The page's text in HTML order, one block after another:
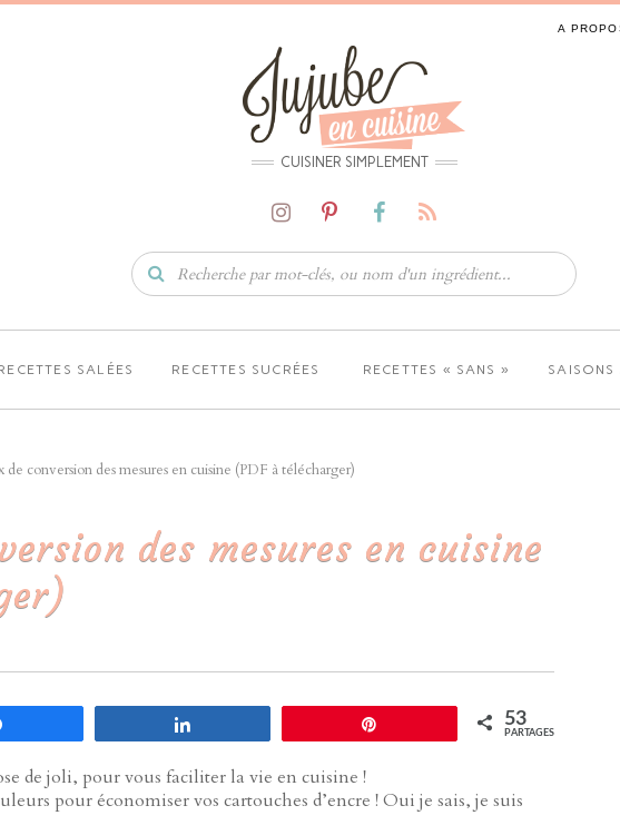
A
CUISINER SIMPLEMENT
SALÉES RECETTES SUCRÉES RECETTES « SANS » SAISONS
de conversion des mesures en cuisine (PDF à télécharger)
des mesures en cuisine
53
PARTAGES
de joli, pour vous faciliter la vie en cuisine !
pour économiser vos cartouches d’encre ! Oui je sais, je suis